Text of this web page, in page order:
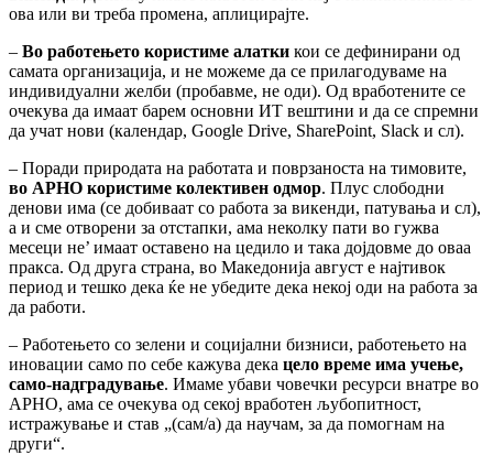
ова или ви треба промена, аплицирајте.
– Во работењето користиме алатки кои се дефинирани од
самата организација, и не можеме да се прилагодуваме на
индивидуални желби (пробавме, не оди). Од вработените се
очекува да имаат барем основни ИТ вештини и да се спремни
да учат нови (календар, Google Drive, SharePoint, Slack и сл).
– Поради природата на работата и поврзаноста на тимовите,
во АРНО користиме колективен одмор. Плус слободни
денови има (се добиваат со работа за викенди, патувања и сл),
а и сме отворени за отстапки, ама неколку пати во гужва
месеци не’ имаат оставено на цедило и така дојдовме до оваа
пракса. Од друга страна, во Македонија август е најтивок
период и тешко дека ќе не убедите дека некој оди на работа за
да работи.
– Работењето со зелени и социјални бизниси, работењето на
иновации само по себе кажува дека цело време има учење,
само-надградување. Имаме убави човечки ресурси внатре во
АРНО, ама се очекува од секој вработен љубопитност,
истражување и став „(сам/а) да научам, за да помогнам на
други“.